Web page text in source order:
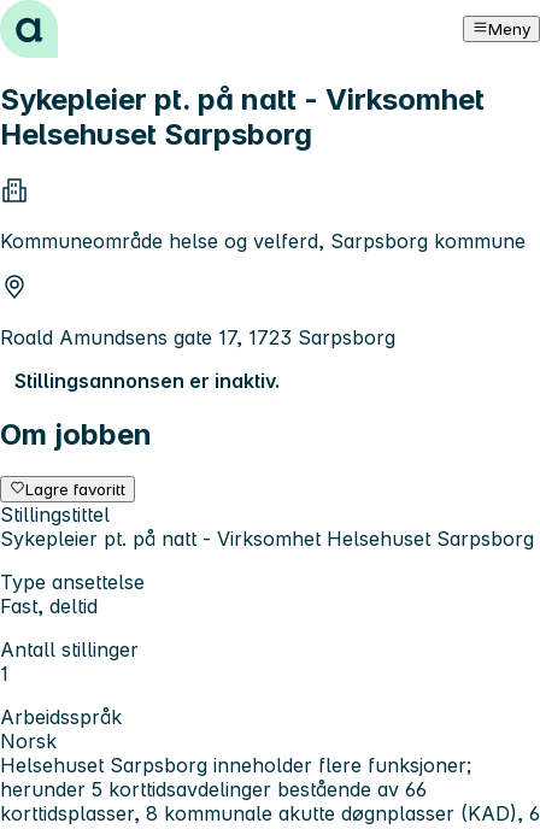
Hopp til innhold Meny
Sykepleier pt. på natt - Virksomhet
Helsehuset Sarpsborg
Kommuneområde helse og velferd, Sarpsborg kommune
Roald Amundsens gate 17, 1723 Sarpsborg
Stillingsannonsen er inaktiv.
Om jobben
Lagre favoritt
Stillingstittel
Sykepleier pt. på natt - Virksomhet Helsehuset Sarpsborg
Type ansettelse
Fast, deltid
Antall stillinger
1
Arbeidsspråk
Norsk
Helsehuset Sarpsborg inneholder flere funksjoner;
herunder 5 korttidsavdelinger bestående av 66
korttidsplasser, 8 kommunale akutte døgnplasser (KAD), 6